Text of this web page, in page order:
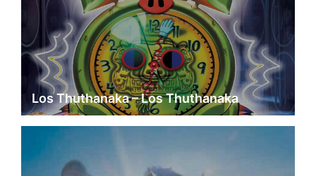
Los Thuthanaka – Los Thuthanaka